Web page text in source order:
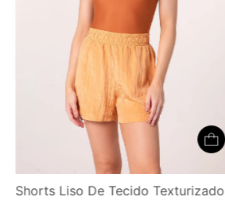
Shorts Liso De Tecido Texturizado